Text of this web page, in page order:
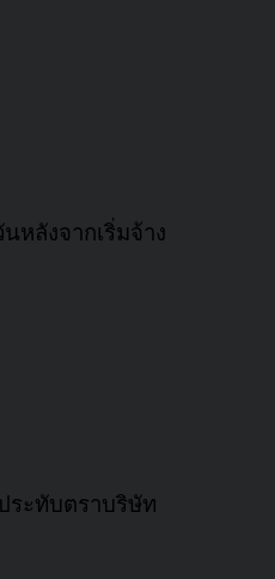
หลังจากเริ่มจ้าง
ระทับตราบริษัท